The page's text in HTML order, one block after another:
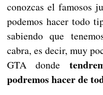
conozcas el famosos
podemos hacer todo
sabiendo que
cabra, es decir, muy
GTA donde
podremos hacer de